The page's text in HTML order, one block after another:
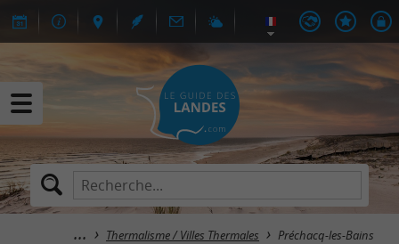
Thermalisme / Villes Thermales Préchacq-les-Bains